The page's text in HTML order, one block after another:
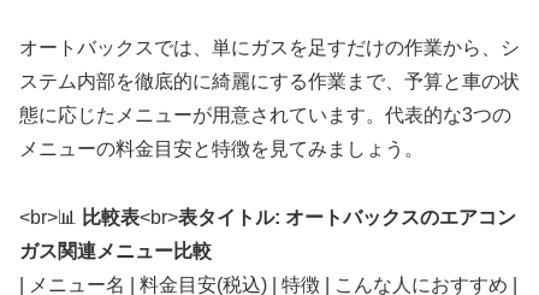
オートバックスでは、単にガスを足すだけの作業から、シ
ステム内部を徹底的に綺麗にする作業まで、予算と車の状
態に応じたメニューが用意されています。代表的な3つの
メニューの料金目安と特徴を見てみましょう。
<br> 📊 比較表<br>表タイトル: オートバックスのエアコン
ガス関連メニュー比較
| メニュー名 | 料金目安(税込) | 特徴 | こんな人におすすめ |